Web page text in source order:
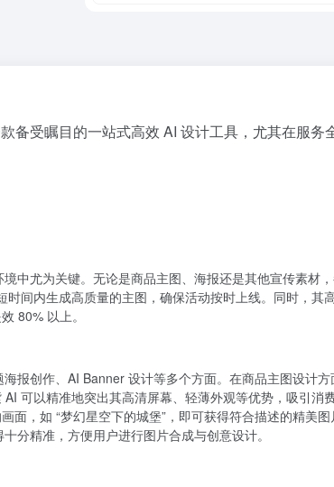
备受瞩目的一站式高效 AI 设计工具，尤其在服务
中尤为关键。无论是商品主图、海报还是其他宣传素材
间内生成高质量的主图，确保活动按时上线。同时，其
80% 以上。
报创作、AI Banner 设计等多个方面。在商品主图设计
可以精准地突出其高清屏幕、轻薄外观等优势，吸引消
，如 “梦幻星空下的城堡”，即可获得符合描述的精美
分精准，方便用户进行图片合成与创意设计。